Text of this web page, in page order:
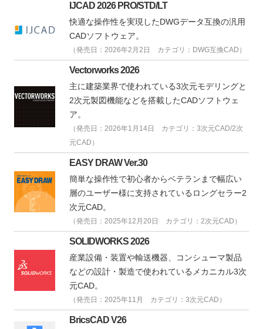
IJCAD 2026 PRO/STD/LT
快適な操作性を実現したDWGデータ互換の汎用
CADソフトウェア。
（発売日：2026年2月2日 カテゴリ：DWG互換CAD）
Vectorworks 2026
主に建築業界で使われている3次元モデリングと
2次元製図機能などを搭載したCADソフトウェ
ア。
（発売日：2026年1月14日 カテゴリ：3次元CAD/2次
元CAD）
EASY DRAW Ver.30
簡単な操作性で初心者からベテランまで幅広い
層のユーザー様に支持されているロングセラー2
次元CAD。
（発売日：2025年12月20日 カテゴリ：2次元CAD）
SOLIDWORKS 2026
産業設備・装置や輸送機器、コンシューマ製品
などの設計・製造で使われているメカニカル3次
元CAD。
（発売日：2025年11月 カテゴリ：3次元CAD）
BricsCAD V26